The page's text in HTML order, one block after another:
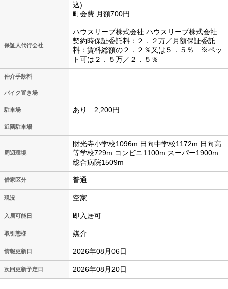
込)
町会費:月額700円
保証人代行会社
ハウスリーブ株式会社 ハウスリーブ株式会社
契約時保証委託料：２．２万／月額保証委託
料：賃料総額の２．２％又は５．５％ ※ペッ
ト可は２．５万／２．５％
仲介手数料
バイク置き場
駐車場 あり 2,200円
近隣駐車場
周辺環境
財光寺小学校1096m 日向中学校1172m 日向高
等学校729m コンビニ1100m スーパー1900m
総合病院1509m
借家区分 普通
現況 空家
入居可能日 即入居可
取引態様 媒介
情報更新日 2026年08月06日
次回更新予定日 2026年08月20日